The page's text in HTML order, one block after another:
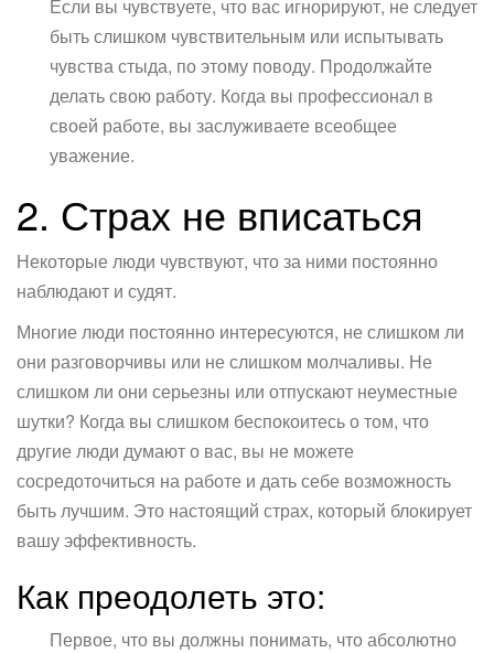
Если вы чувствуете, что вас игнорируют, не следует
быть слишком чувствительным или испытывать
чувства стыда, по этому поводу. Продолжайте
делать свою работу. Когда вы профессионал в
своей работе, вы заслуживаете всеобщее
уважение.
2. Страх не вписаться
Некоторые люди чувствуют, что за ними постоянно
наблюдают и судят.
Многие люди постоянно интересуются, не слишком ли
они разговорчивы или не слишком молчаливы. Не
слишком ли они серьезны или отпускают неуместные
шутки? Когда вы слишком беспокоитесь о том, что
другие люди думают о вас, вы не можете
сосредоточиться на работе и дать себе возможность
быть лучшим. Это настоящий страх, который блокирует
вашу эффективность.
Как преодолеть это:
Первое, что вы должны понимать, что абсолютно